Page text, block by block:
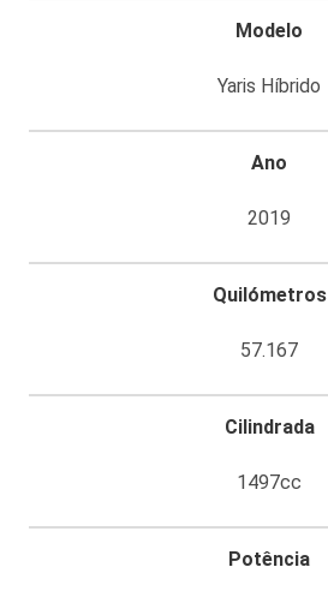
Modelo
Yaris Híbrido
Ano
2019
Quilómetros
57.167
Cilindrada
1497cc
Potência